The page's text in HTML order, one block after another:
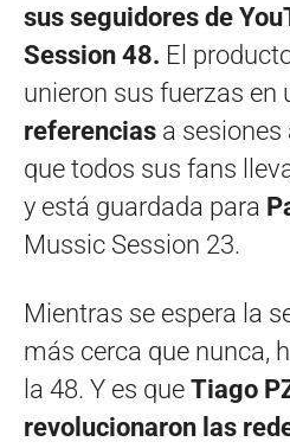
sus seguidores de
Session 48. El
unieron sus fuerzas en
referencias a sesiones
que todos sus fans
y está guardada para
Mussic Session 23.
Mientras se espera la
más cerca que nunca,
la 48. Y es que Tiago
revolucionaron las